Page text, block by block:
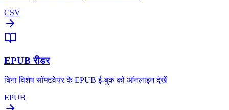
CSV
EPUB रीडर
बिना विशेष सॉफ्टवेयर के EPUB ई-बुक को ऑनलाइन देखें
EPUB